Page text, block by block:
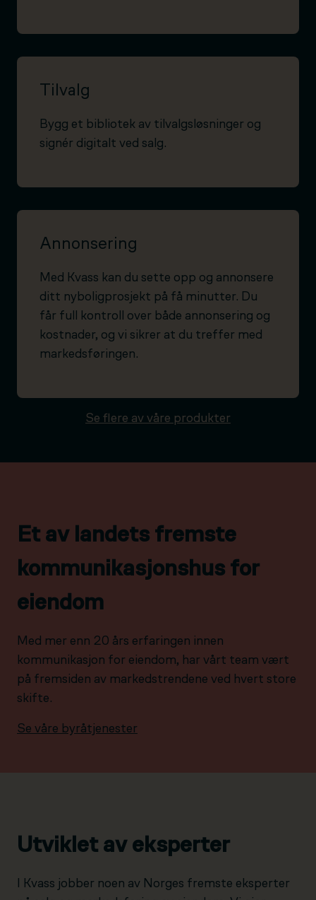
Tilvalg
Bygg et bibliotek av tilvalgsløsninger og
signér digitalt ved salg.
Annonsering
Med Kvass kan du sette opp og annonsere
ditt nyboligprosjekt på få minutter. Du
får full kontroll over både annonsering og
kostnader, og vi sikrer at du treffer med
markedsføringen.
Se flere av våre produkter
Et av landets fremste
kommunikasjonshus for
eiendom
Med mer enn 20 års erfaringen innen
kommunikasjon for eiendom, har vårt team vært
på fremsiden av markedstrendene ved hvert store
skifte.
Se våre byråtjenester
Utviklet av eksperter
I Kvass jobber noen av Norges fremste eksperter